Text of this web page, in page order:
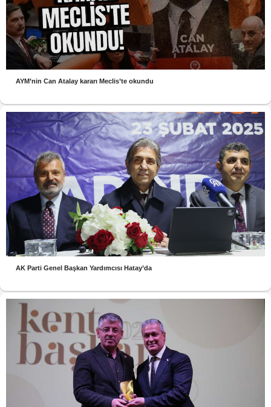
AYM’nin Can Atalay kararı Meclis’te okundu
AK Parti Genel Başkan Yardımcısı Hatay’da